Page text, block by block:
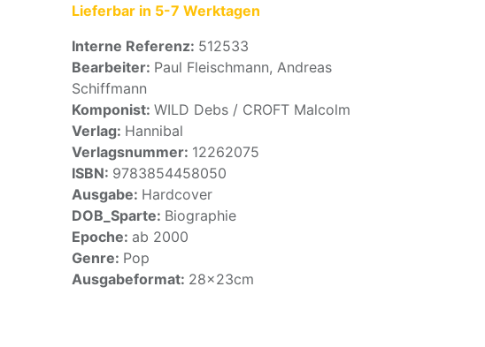
Lieferbar in 5-7 Werktagen
Interne Referenz: 512533
Bearbeiter: Paul Fleischmann, Andreas
Schiffmann
Komponist: WILD Debs / CROFT Malcolm
Verlag: Hannibal
Verlagsnummer: 12262075
ISBN: 9783854458050
Ausgabe: Hardcover
DOB_Sparte: Biographie
Epoche: ab 2000
Genre: Pop
Ausgabeformat: 28x23cm